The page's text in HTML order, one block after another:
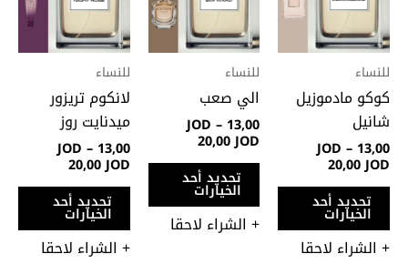
للنساء
كوكو مادموزيل
شانيل
13,00
JOD –
20,00JOD
خلال
تحديد أحد
الخيارات
الأشكال
المختلفة
لهذا
المنتج.
يمكن
اختيار
الخيارات
على
صفحة
المنتج
+ الشراء لاحقا
للنساء
الي صعب
13,00
JOD –
20,00JOD
خلال
⁦20,00 JOD⁩
تحديد أحد
الخيارات
الأشكال
المختلفة
لهذا
المنتج.
يمكن
اختيار
الخيارات
على
صفحة
المنتج
+ الشراء لاحقا
للنساء
لانكوم تريزور
ميدنايت روز
13,00
JOD –
20,00JOD
خلال
⁦20,00 JOD⁩
تحديد أحد
الخيارات
+ الشراء لاحقا